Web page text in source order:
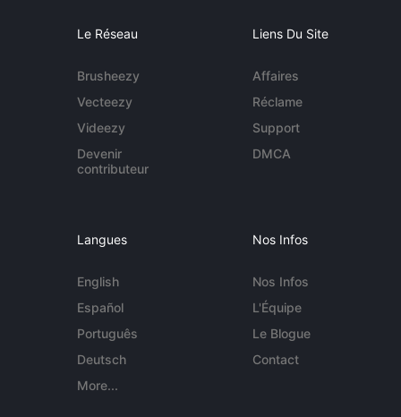
Le Réseau
Brusheezy
Vecteezy
Videezy
Devenir
contributeur
Liens Du Site
Affaires
Réclame
Support
DMCA
Langues
English
Español
Português
Deutsch
More...
Nos Infos
Nos Infos
L'Équipe
Le Blogue
Contact